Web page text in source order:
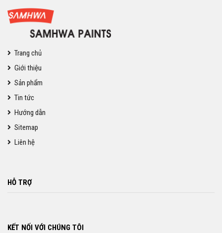
Trang chủ
Giới thiệu
Sản phẩm
Tin tức
Hướng dẫn
Sitemap
Liên hệ
HỖ TRỢ
KẾT NỐI VỚI CHÚNG TÔI